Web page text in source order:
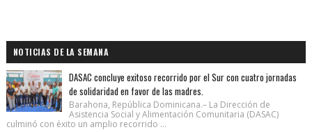
NOTICIAS DE LA SEMANA
DASAC concluye exitoso recorrido por el Sur con cuatro jornadas
de solidaridad en favor de las madres.
Barahona, República Dominicana.– La Dirección de
Asistencia Social y Alimentación Comunitaria (DASAC)
culminó con éxito un amplio recorrido ...